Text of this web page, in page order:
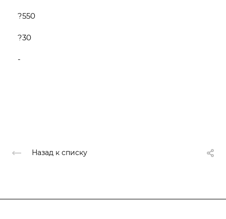
?550
?30
-
Назад к списку